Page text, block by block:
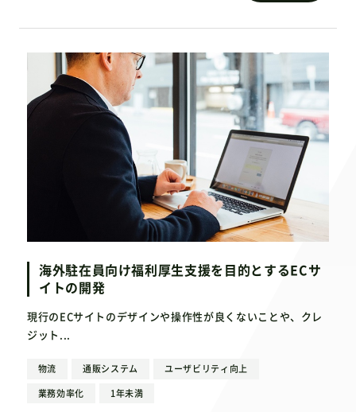
海外駐在員向け福利厚生支援を目的とするECサ
イトの開発
現行のECサイトのデザインや操作性が良くないことや、クレ
ジット...
物流 通販システム ユーザビリティ向上
業務効率化 1年未満